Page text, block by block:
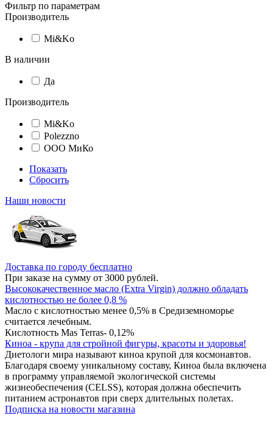
Фильтр по параметрам
Производитель
Mi&Ko
В наличии
Да
Производитель
Mi&Ko
Polezzno
ООО МиКо
Показать
Сбросить
Наши новости
Доставка по городу бесплатно
При заказе на сумму от 3000 рублей.
Высококачественное масло (Extra Virgin) должно обладать
кислотностью не более 0,8 %
Масло с кислотностью менее 0,5% в Средиземноморье
считается лечебным.
Кислотность Mas Terras- 0,12%
Киноа - крупа для стройной фигуры, красоты и здоровья!
Диетологи мира называют киноа крупой для космонавтов.
Благодаря своему уникальному составу, Киноа была включена
в программу управляемой экологической системы
жизнеобеспечения (CELSS), которая должна обеспечить
питанием астронавтов при сверх длительных полетах.
Подписка на новости магазина